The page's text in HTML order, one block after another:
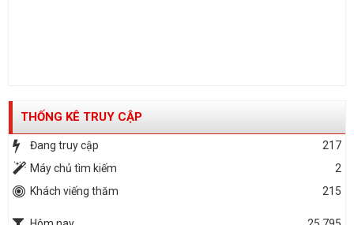
THỐNG KÊ TRUY CẬP
Đang truy cập
217
Máy chủ tìm kiếm
2
Khách viếng thăm
215